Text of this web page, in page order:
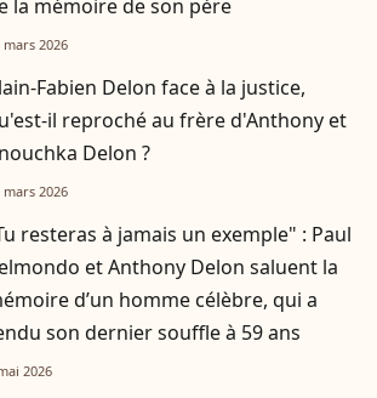
la mémoire de son père
mars 2026
Fabien Delon face à la justice,
il reproché au frère d'Anthony et
Delon ?
mars 2026
resteras à jamais un exemple" : Paul
et Anthony Delon saluent la
d’un homme célèbre, qui a
son dernier souffle à 59 ans
2026